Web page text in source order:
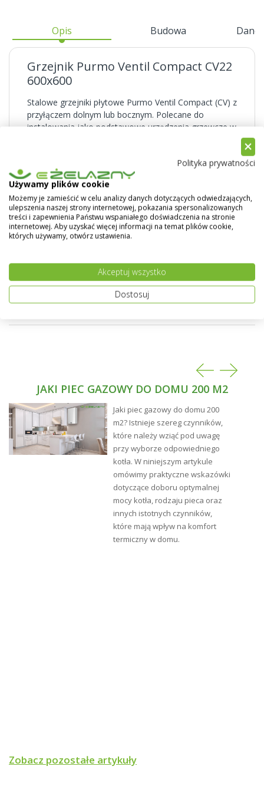
Opis Budowa Dane
Grzejnik Purmo Ventil Compact CV22
600x600
Stalowe grzejniki płytowe Purmo Ventil Compact (CV) z
przyłączem dolnym lub bocznym. Polecane do
instalowania jako podstawowe urządzenia grzewcze w
jak i podłodze - stawiając je przy użyciu specjalnych
stojaków. Grzejniki Purmo doskonale uzupełniają
domową instalację grzewczą.
Powierzchnie boczne solidnie zabudowane,
powierzchnia górna przykryta osłoną typu grill. Duża
liczba typów i rozmiarów pozwala dobrać idealny
Grzejniki typu CV posiadają cztery boczne i dwa
dolne otwory przyłączeniowe (z gwintem
wewnętrznym) w każdym narożniku grzejnika.
palety RAL - na specialne życzenie klienta.
Pokaż więcej
JAKI PIEC GAZOWY DO DOMU 200 M2
Jaki piec gazowy do domu 200
m2? Istnieje szereg czynników,
które należy wziąć pod uwagę
przy wyborze odpowiedniego
kotła. W niniejszym artykule
omówimy praktyczne wskazówki
dotyczące doboru optymalnej
mocy kotła, rodzaju pieca oraz
innych istotnych czynników,
które mają wpływ na komfort
termiczny w domu.
Zobacz pozostałe artykuły
Polityka prywatności
Używamy plików cookie
Możemy je zamieścić w celu analizy danych dotyczących odwiedzających,
ulepszenia naszej strony internetowej, pokazania spersonalizowanych
treści i zapewnienia Państwu wspaniałego doświadczenia na stronie
internetowej. Aby uzyskać więcej informacji na temat plików cookie,
których używamy, otwórz ustawienia.
Akceptuj wszystko
Dostosuj